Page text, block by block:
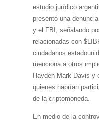
estudio jurídico
presentó una
y el FBI, señalando
relacionadas con
ciudadanos
menciona a otros
Hayden Mark Davis y
quienes habrían
de la criptomoneda.
En medio de la